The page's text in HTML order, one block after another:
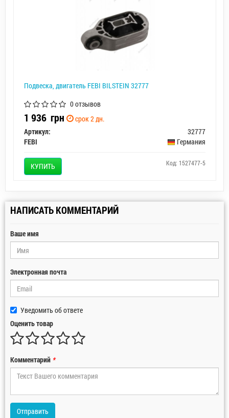
Подвеска, двигатель FEBI BILSTEIN 32777
0 отзывов
1 936 грн
срок 2 дн.
Артикул:
32777
FEBI
Германия
КУПИТЬ Код: 1527477-5
НАПИСАТЬ КОММЕНТАРИЙ
Ваше имя
Электронная почта
Уведомить об ответе
Оценить товар
Комментарий *
Отправить